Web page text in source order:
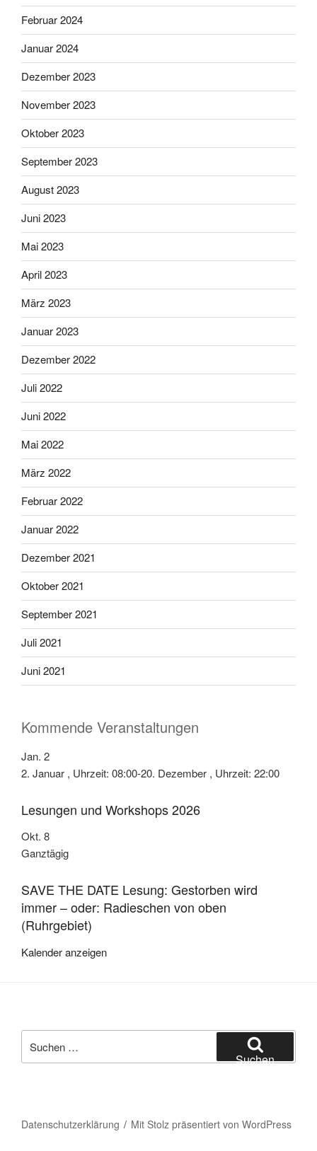
Februar 2024
Januar 2024
Dezember 2023
November 2023
Oktober 2023
September 2023
August 2023
Juni 2023
Mai 2023
April 2023
März 2023
Januar 2023
Dezember 2022
Juli 2022
Juni 2022
Mai 2022
März 2022
Februar 2022
Januar 2022
Dezember 2021
Oktober 2021
September 2021
Juli 2021
Juni 2021
Kommende Veranstaltungen
Jan. 2
2. Januar , Uhrzeit: 08:00-20. Dezember , Uhrzeit: 22:00
Lesungen und Workshops 2026
Okt. 8
Ganztägig
SAVE THE DATE Lesung: Gestorben wird
immer – oder: Radieschen von oben
(Ruhrgebiet)
Kalender anzeigen
nach:
Suchen
Datenschutzerklärung Mit Stolz präsentiert von WordPress